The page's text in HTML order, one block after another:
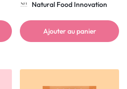
Natural Food Innovation
Ajouter au panier